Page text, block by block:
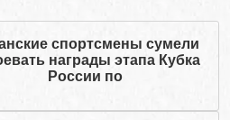
спортсмены сумели
награды этапа Кубка
России по